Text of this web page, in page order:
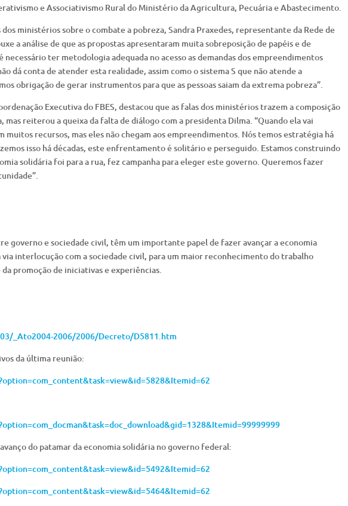
e Associativismo Rural do Ministério da Agricultura, Pecuária e Abastecimento.
ministérios sobre o combate a pobreza, Sandra Praxedes, representante da Rede de
a análise de que as propostas apresentaram muita sobreposição de papéis e de
necessário ter metodologia adequada no acesso as demandas dos empreendimentos
dá conta de atender esta realidade, assim como o sistema S que não atende a
obrigação de gerar instrumentos para que as pessoas saiam da extrema pobreza”.
Executiva do FBES, destacou que as falas dos ministérios trazem a composição
reiterou a queixa da falta de diálogo com a presidenta Dilma. “Quando ela vai
muitos recursos, mas eles não chegam aos empreendimentos. Nós temos estratégia há
isso há décadas, este enfrentamento é solitário e perseguido. Estamos construindo
solidária foi para a rua, fez campanha para eleger este governo. Queremos fazer
governo e sociedade civil, têm um importante papel de fazer avançar a economia
interlocução com a sociedade civil, para um maior reconhecimento do trabalho
promoção de iniciativas e experiências.
_Ato2004-2006/2006/Decreto/D5811.htm
da última reunião:
do patamar da economia solidária no governo federal: